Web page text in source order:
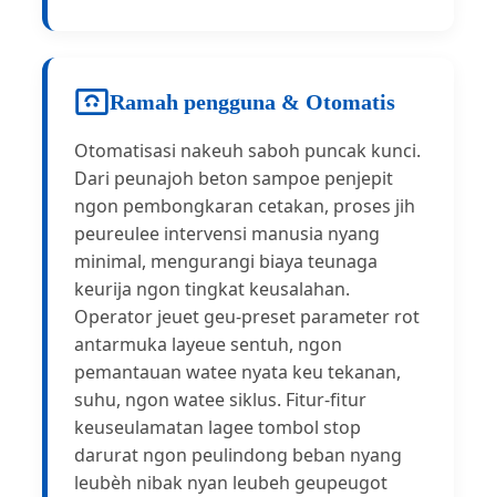
Ramah pengguna & Otomatis
Otomatisasi nakeuh saboh puncak kunci.
Dari peunajoh beton sampoe penjepit
ngon pembongkaran cetakan, proses jih
peureulee intervensi manusia nyang
minimal, mengurangi biaya teunaga
keurija ngon tingkat keusalahan.
Operator jeuet geu-preset parameter rot
antarmuka layeue sentuh, ngon
pemantauan watee nyata keu tekanan,
suhu, ngon watee siklus. Fitur-fitur
keuseulamatan lagee tombol stop
darurat ngon peulindong beban nyang
leubèh nibak nyan leubeh geupeugot